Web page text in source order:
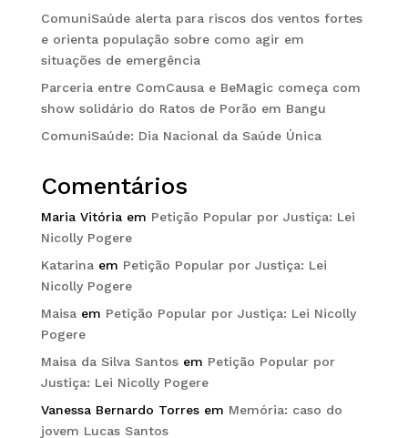
ComuniSaúde alerta para riscos dos ventos fortes
e orienta população sobre como agir em
situações de emergência
Parceria entre ComCausa e BeMagic começa com
show solidário do Ratos de Porão em Bangu
ComuniSaúde: Dia Nacional da Saúde Única
Comentários
Maria Vitóriaem Petição Popular por Justiça: Lei
Nicolly Pogere
Katarinaem Petição Popular por Justiça: Lei
Nicolly Pogere
Maisaem Petição Popular por Justiça: Lei Nicolly
Pogere
Maisa da Silva Santosem Petição Popular por
Justiça: Lei Nicolly Pogere
Vanessa Bernardo Torresem Memória: caso do
jovem Lucas Santos